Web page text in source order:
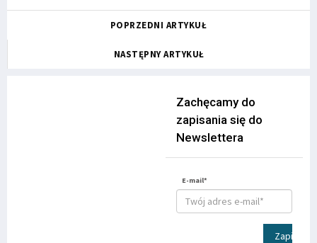
POPRZEDNI ARTYKUŁ
NASTĘPNY ARTYKUŁ
Zachęcamy do
zapisania się do
Newslettera
E-mail*
Zapisz